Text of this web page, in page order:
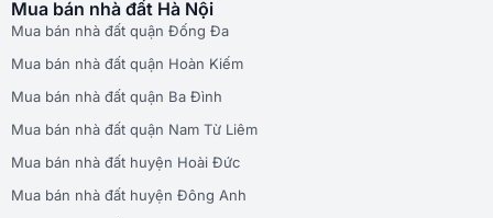
Mua bán nhà đất Hà Nội
Mua bán nhà đất quận Đống Đa
Mua bán nhà đất quận Hoàn Kiếm
Mua bán nhà đất quận Ba Đình
Mua bán nhà đất quận Nam Từ Liêm
Mua bán nhà đất huyện Hoài Đức
Mua bán nhà đất huyện Đông Anh